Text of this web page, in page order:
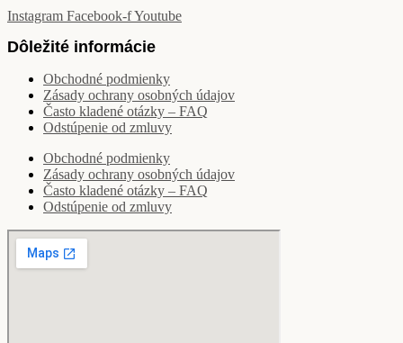
Instagram Facebook-fYoutube
Dôležité informácie
Obchodné podmienky
Zásady ochrany osobných údajov
Často kladené otázky – FAQ
Odstúpenie od zmluvy
Obchodné podmienky
Zásady ochrany osobných údajov
Často kladené otázky – FAQ
Odstúpenie od zmluvy